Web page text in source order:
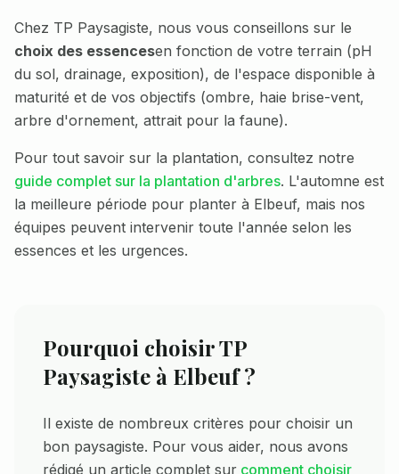
Chez TP Paysagiste, nous vous conseillons sur le
choix des essencesen fonction de votre terrain (pH
du sol, drainage, exposition), de l'espace disponible à
maturité et de vos objectifs (ombre, haie brise-vent,
arbre d'ornement, attrait pour la faune).
Pour tout savoir sur la plantation, consultez notre
guide complet sur la plantation d'arbres. L'automne est
la meilleure période pour planter à Elbeuf, mais nos
équipes peuvent intervenir toute l'année selon les
essences et les urgences.
Pourquoi choisir TP
Paysagiste à Elbeuf?
Il existe de nombreux critères pour choisir un
bon paysagiste. Pour vous aider, nous avons
rédigé un article complet sur comment choisir